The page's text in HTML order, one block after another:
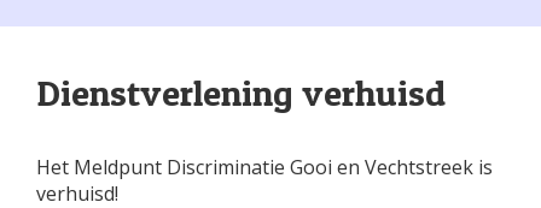
Dienstverlening verhuisd
Het Meldpunt Discriminatie Gooi en Vechtstreek is
verhuisd!